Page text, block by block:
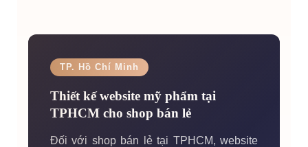
TP. Hồ Chí Minh
Thiết kế website mỹ phẩm tại
TPHCM cho shop bán lẻ
Đối với shop bán lẻ tại TPHCM, website